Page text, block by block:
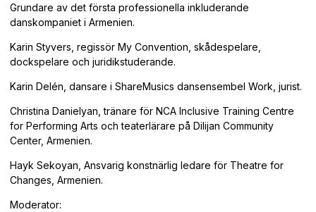
Grundare av det första professionella inkluderande
danskompaniet i Armenien.
Karin Styvers, regissör My Convention, skådespelare,
dockspelare och juridikstuderande.
Karin Delén, dansare i ShareMusics dansensembel Work, jurist.
Christina Danielyan, tränare för NCA Inclusive Training Centre
for Performing Arts och teaterlärare på Dilijan Community
Center, Armenien.
Hayk Sekoyan, Ansvarig konstnärlig ledare för Theatre for
Changes, Armenien.
Moderator: